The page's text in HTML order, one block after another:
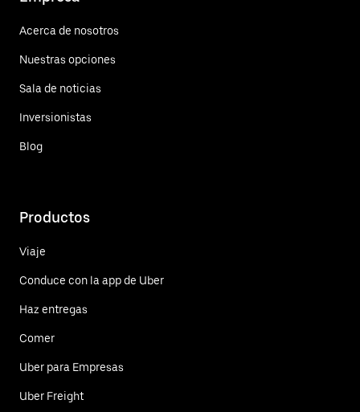
Acerca de nosotros
Nuestras opciones
Sala de noticias
Inversionistas
Blog
Productos
Viaje
Conduce con la app de Uber
Haz entregas
Comer
Uber para Empresas
Uber Freight